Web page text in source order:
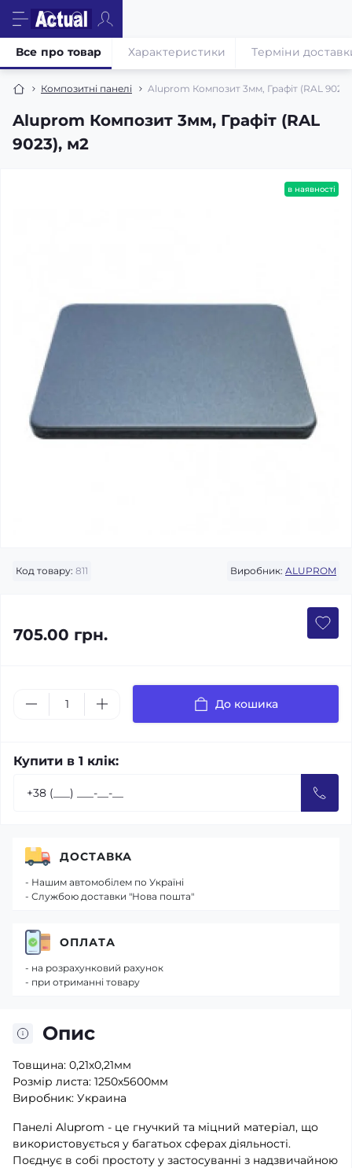
Композитні панелі Aluprom Композит 3мм, Графіт (RAL
Aluprom Композит 3мм, Графіт (RAL
9023), м2
Все про товар Характеристики Терміни
в наявності
Код товару: 811 Виробник: ALUPROM
705.00 грн.
До кошика
Купити в 1 клік:
Опис
Товщина: 0,21х0,21мм
Розмір листа: 1250х5600мм
Виробник: Украина
Панелі Aluprom - це гнучкий та міцний матеріал, що
використовується у багатьох сферах діяльності.
Поєднує в собі простоту у застосуванні з надзвичайною
ДОСТАВКА
- Нашим автомобілем по Україні
- Службою доставки "Нова пошта"
ОПЛАТА
- на розрахунковий рахунок
- при отриманні товару